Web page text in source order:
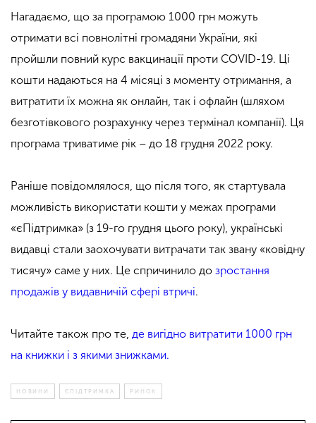
Нагадаємо, що за програмою 1000 грн можуть
отримати всі повнолітні громадяни України, які
пройшли повний курс вакцинації проти COVID-19. Ці
кошти надаються на 4 місяці з моменту отримання, а
витратити їх можна як онлайн, так і офлайн (шляхом
безготівкового розрахунку через термінал компанії). Ця
програма триватиме рік – до 18 грудня 2022 року.
Раніше повідомлялося, що після того, як стартувала
можливість використати кошти у межах програми
«єПідтримка» (з 19-го грудня цього року), українські
видавці стали заохочувати витрачати так звану «ковідну
тисячу» саме у них. Це спричинило до зростання
продажів у видавничій сфері втричі.
Читайте також про те, де вигідно витратити 1000 грн
на книжки і з якими знижками.
НОВИНИ ЄПІДТРИМКА РИНОК